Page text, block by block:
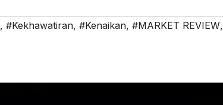
, #Kekhawatiran, #Kenaikan, #MARKET REVIEW,